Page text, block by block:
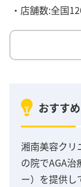
・店舗数:全国
おすす
湘南美容クリ
の院でAGA
ー）を提供し